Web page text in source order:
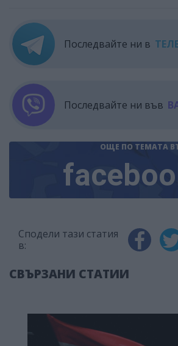
Последвайте ни в
Последвайте ни във
ОЩЕ ПО ТЕМАТА
Сподели тази статия
в:
СВЪРЗАНИ СТАТИИ